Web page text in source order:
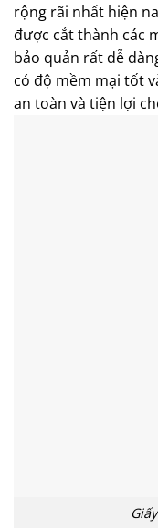
rộng rãi nhất hiện
được cắt thành các
bảo quản rất dễ
có độ mềm mại tốt
an toàn và tiện lợi